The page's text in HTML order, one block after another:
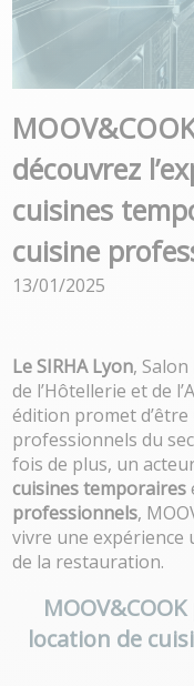
découvrez
cuisines
cuisine
13/01/2025
Le SIRHA Lyon,
de l’Hôtellerie et de
édition promet
professionnels du
fois de plus, un
cuisines temporaires
professionnels,
vivre une
de la restauration.
location de